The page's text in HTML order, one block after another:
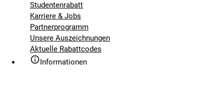
Studentenrabatt
Karriere & Jobs
Partnerprogramm
Unsere Auszeichnungen
Aktuelle Rabattcodes
Informationen